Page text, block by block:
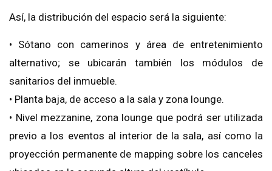
Así, la distribución del espacio será la siguiente:
• Sótano con camerinos y área de entretenimiento
alternativo; se ubicarán también los módulos de
sanitarios del inmueble.
• Planta baja, de acceso a la sala y zona lounge.
• Nivel mezzanine, zona lounge que podrá ser utilizada
previo a los eventos al interior de la sala, así como la
proyección permanente de mapping sobre los canceles